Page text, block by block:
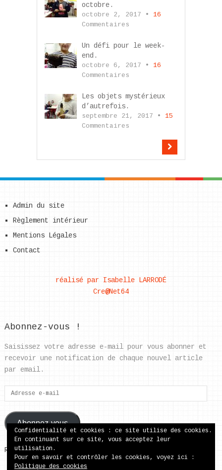
octobre.
octobre 2, 2017 • 16
Commentaires
Un défi pour le week-
end.
octobre 6, 2017 • 16
Commentaires
Les objets mystérieux
d’autrefois.
septembre 21, 2017 • 15
Commentaires
Admin du site
Règlement intérieur
Mentions Légales
Contact
réalisé par Isabelle LARRODÉ
Cre@Net64
Abonnez-vous !
Saisissez votre adresse e-mail pour vous abonner et
recevoir une notification de chaque nouvel article
par email.
Adresse
e-
mail
Abonnez-vous
Rejoignez les 37 autres abonnés
Confidentialité et cookies : ce site utilise des cookies.
En continuant sur ce site, vous acceptez leur
utilisation.
Pour en savoir et contrôler les cookies, voyez ici :
Politique des cookies